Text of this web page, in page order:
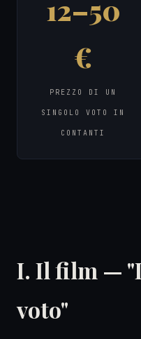
12–50
€
PREZZO DI UN
SINGOLO VOTO IN
CONTANTI
I. Il film —
voto"